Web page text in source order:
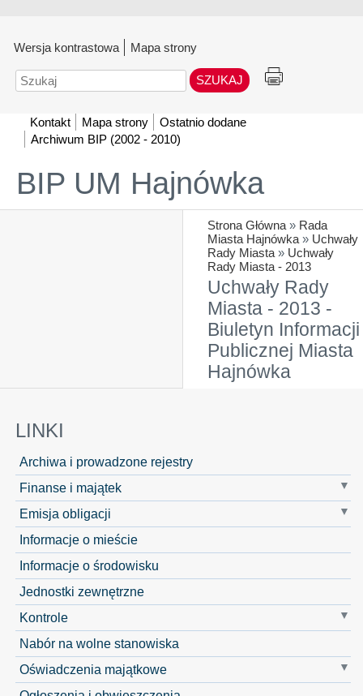
Wersja kontrastowa Mapa strony
Szukaj
Kontakt Mapa strony
Ostatnio dodane
Archiwum BIP (2002 - 2010)
BIP UM Hajnówka
Strona Główna » Rada
Miasta Hajnówka » Uchwały
Rady Miasta » Uchwały
Rady Miasta - 2013
Uchwały Rady
Miasta - 2013 -
Biuletyn Informacji
Publicznej Miasta
Hajnówka
LINKI
Archiwa i prowadzone rejestry
Finanse i majątek
Emisja obligacji
Informacje o mieście
Informacje o środowisku
Jednostki zewnętrzne
Kontrole
Nabór na wolne stanowiska
Oświadczenia majątkowe